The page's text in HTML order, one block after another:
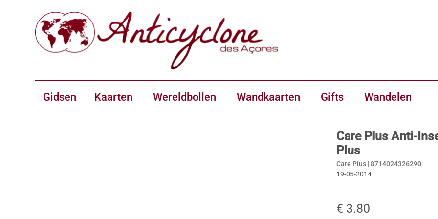
Gidsen Kaarten Wereldbollen Wandkaarten Gifts Wandelen
Care Plus Anti-
Plus
Care Plus |8714024326290
19-05-2014
€ 3.80